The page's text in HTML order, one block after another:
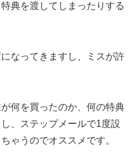
典を渡してしまったりする
なってきますし、ミスが許
何を買ったのか、何の特典
、ステップメールで1度設
ゃうのでオススメです。